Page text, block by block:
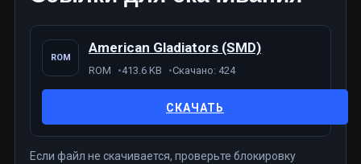
ROM
American Gladiators (SMD)
ROM 413.6 KB Скачано: 424
СКАЧАТЬ
Если файл не скачивается, проверьте блокировку